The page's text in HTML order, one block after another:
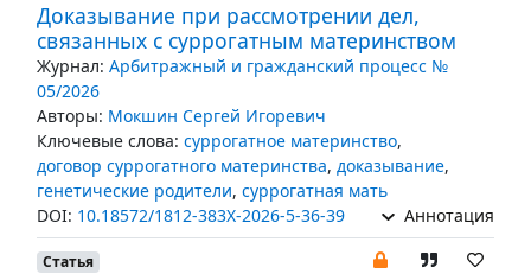
Доказывание при рассмотрении дел,
связанных с суррогатным материнством
Журнал: Арбитражный и гражданский процесс №
05/2026
Авторы: Мокшин Сергей Игоревич
Ключевые слова: суррогатное материнство,
договор суррогатного материнства, доказывание,
генетические родители, суррогатная мать
DOI: 10.18572/1812-383X-2026-5-36-39 Аннотация
Статья